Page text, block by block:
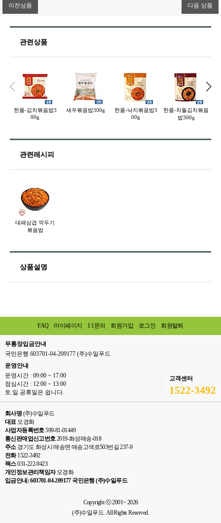
이전상품 다음 상품
관련상품
한품-김치볶음밥3
00g
새우볶음밥300g
한품-낙지볶음밥3
00g
한품-차돌김치볶음
밥300g
관련레시피
대패삼겹 깍두기
볶음밥
상품설명
FAQ 마이페이지 1:1문의 회원가입 로그인 회원탈퇴
무통장입금안내
국민은행 603701-04-209177 (주)수일푸드
운영안내
운영시간 : 09:00 ~ 17:00
점심시간 : 12:00 ~ 13:00
토.일.공휴일은 쉽니다.
고객센터
1522-3492
회사명 (주)수일푸드
대표오경화
사업자등록번호599-81-01449
통신판매업신고번호2019-화성매송-018
주소경기도 화성시 매송면 매송고색로503번길 237-9
전화1522-3492
팩스031-222-9423
개인정보관리책임자오경화
입금안내: 603701-04-209177 국민은행 (주)수일푸드
Copyright ⓒ 2001~ 2026
(주)수일푸드. All Rights Reserved.